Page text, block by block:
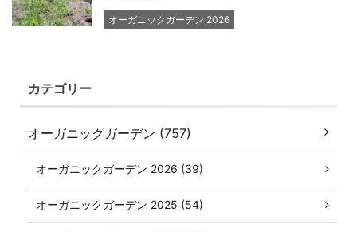
オーガニックガーデン 2026
カテゴリー
オーガニックガーデン (757)
オーガニックガーデン 2026 (39)
オーガニックガーデン 2025 (54)